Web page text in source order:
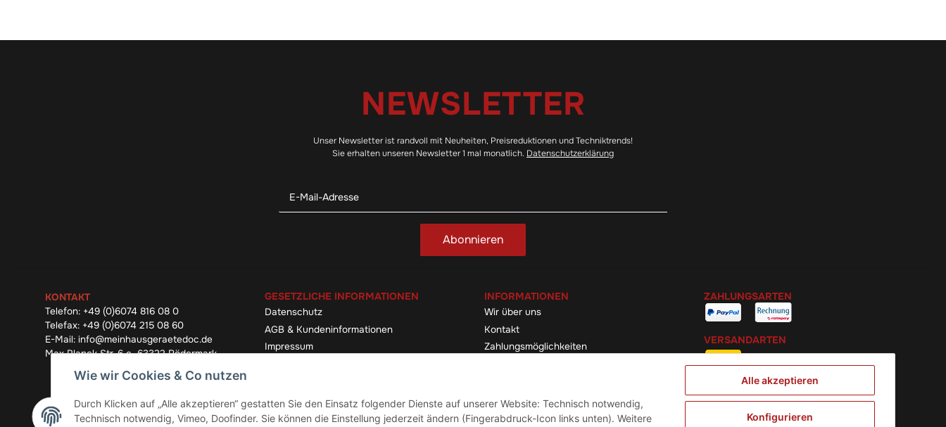
NEWSLETTER
Unser Newsletter ist randvoll mit Neuheiten, Preisreduktionen und Techniktrends!
Sie erhalten unseren Newsletter 1 mal monatlich. Datenschutzerklärung
Abonnieren
KONTAKT
Telefon: +49 (0)6074 816 08 0
Telefax: +49 (0)6074 215 08 60
E-Mail: info@meinhausgeraetedoc.de
Max Planck Str. 6 c, 63322 Rödermark
GESETZLICHE INFORMATIONEN
Datenschutz
AGB & Kundeninformationen
Impressum
INFORMATIONEN
Wir über uns
Kontakt
Zahlungsmöglichkeiten
ZAHLUNGSARTEN
VERSANDARTEN
Vertrag widerrufen
Wie wir Cookies & Co nutzen
Durch Klicken auf „Alle akzeptieren“ gestatten Sie den Einsatz folgender Dienste auf unserer Website: Technisch notwendig,
Technisch notwendig, Vimeo, Doofinder. Sie können die Einstellung jederzeit ändern (Fingerabdruck-Icon links unten). Weitere
Alle akzeptieren
Konfigurieren